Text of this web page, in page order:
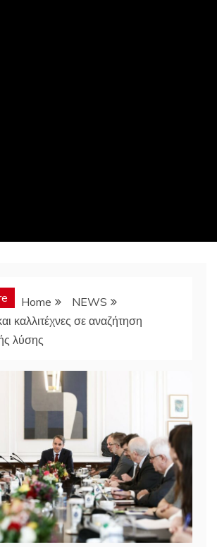
Home
NEWS
καλλιτέχνες σε αναζήτηση
λύσης